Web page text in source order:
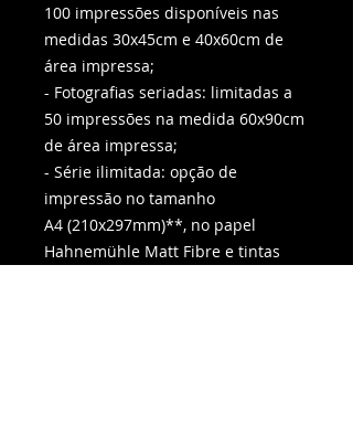
100 impressões disponíveis nas
medidas 30x45cm e 40x60cm de
área impressa;
- Fotografias seriadas: limitadas a
50 impressões na medida 60x90cm
de área impressa;
- Série ilimitada: opção de
impressão no tamanho
A4 (210x297mm)**, no papel
Hahnemühle Matt Fibre e tintas